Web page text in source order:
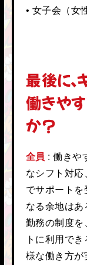
• 女子会（女
最後に、
働きや
か？
全員
働きや
なシフト対
でサポートを
なる余地は
勤務の制度を
トに利用で
様な働き方が